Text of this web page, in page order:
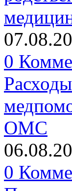
0
ОМС
0